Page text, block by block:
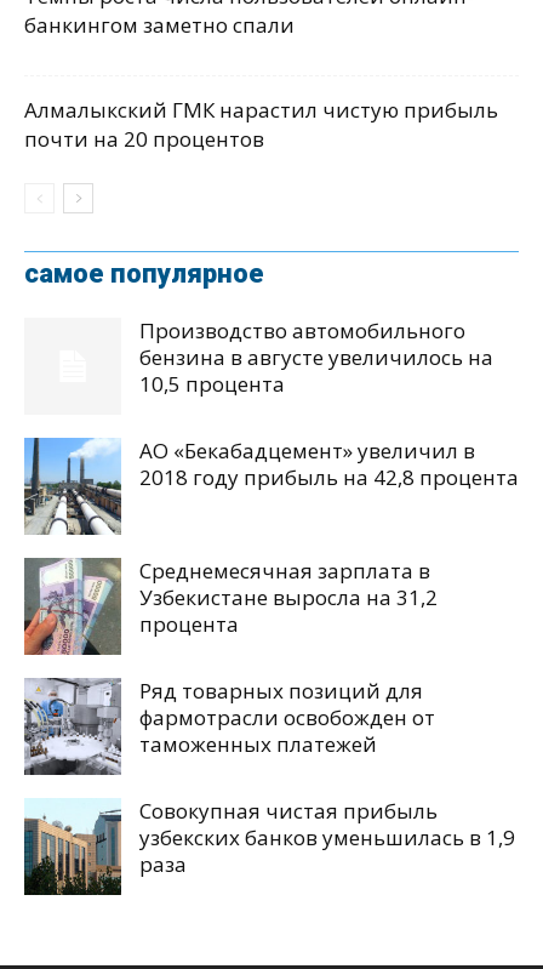
банкингом заметно спали
Алмалыкский ГМК нарастил чистую прибыль
почти на 20 процентов
самое популярное
Производство автомобильного
бензина в августе увеличилось на
10,5 процента
АО «Бекабадцемент» увеличил в
2018 году прибыль на 42,8 процента
Среднемесячная зарплата в
Узбекистане выросла на 31,2
процента
Ряд товарных позиций для
фармотрасли освобожден от
таможенных платежей
Совокупная чистая прибыль
узбекских банков уменьшилась в 1,9
раза